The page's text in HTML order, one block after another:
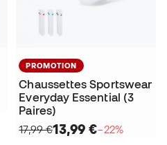
PROMOTION
Chaussettes Sportswear
Everyday Essential (3
Paires)
17,99 €13,99 €−22%